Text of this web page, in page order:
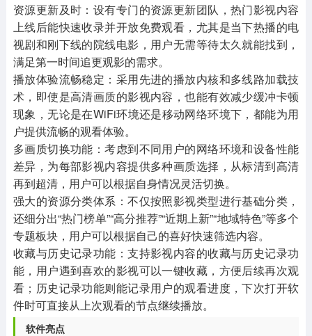
资源更新及时：设有专门的资源更新团队，热门影视内容
上线后能快速收录并开放免费观看，尤其是当下热播的电
视剧和刚下线的院线电影，用户无需等待太久就能找到，
满足第一时间追更观影的需求。
播放体验流畅稳定：采用先进的播放内核和多线路加载技
术，即使是高清画质的影视内容，也能有效减少缓冲卡顿
现象，无论是在WiFi环境还是移动网络环境下，都能为用
户提供流畅的观看体验。
多画质切换功能：考虑到不同用户的网络环境和设备性能
差异，为每部影视内容提供多种画质选择，从标清到高清
再到超清，用户可以根据自身情况灵活切换。
强大的资源分类体系：不仅按照影视类型进行基础分类，
还细分出“热门榜单”“高分推荐”“近期上新”“地域特色”等多个
专题板块，用户可以根据自己的喜好快速筛选内容。
收藏与历史记录功能：支持影视内容的收藏与历史记录功
能，用户遇到喜欢的影视可以一键收藏，方便后续再次观
看；历史记录功能则能记录用户的观看进度，下次打开软
件时可直接从上次观看的节点继续播放。
软件亮点